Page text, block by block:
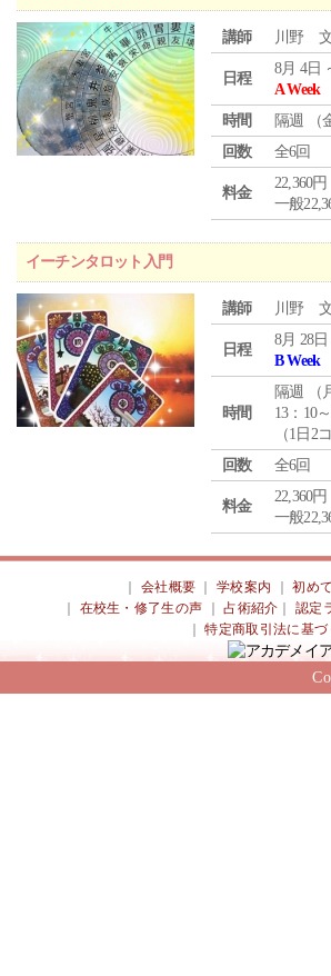
講師 川野
日程
8月 4日
A Week
時間
隔週 （
回数
全6回
料金
22,360円
一般
イーチンタロット入門
講師 川野
日程
8月 28日
B Week
時間
隔週 （
13：10
（1日2
回数
全6回
料金
22,360円
一般
会社概要 ｜学校案内 ｜初め
在校生・修了生の声 ｜占術紹介 ｜認定
｜特定商取引法に基づ